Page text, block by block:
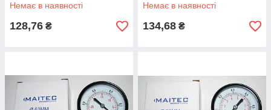
Немає в наявності
128,76 ₴
Немає в наявності
134,68 ₴